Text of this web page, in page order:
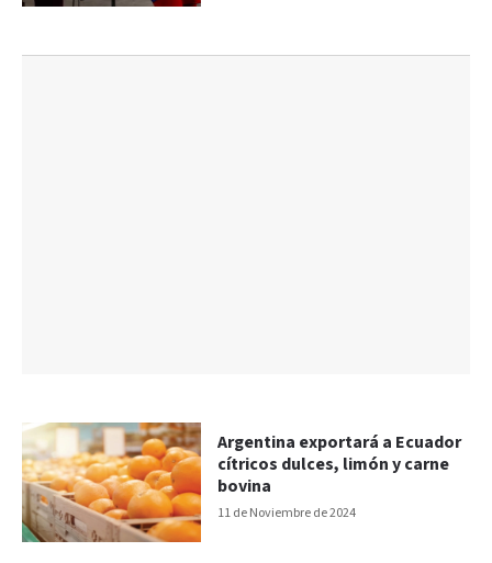
11 de Noviembre de 2024
Argentina exportará a Ecuador
cítricos dulces, limón y carne
bovina